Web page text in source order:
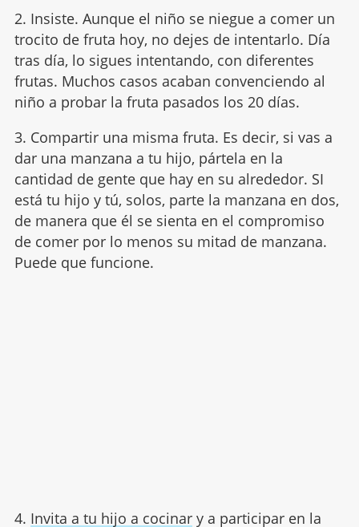
2. Insiste. Aunque el niño se niegue a comer un
trocito de fruta hoy, no dejes de intentarlo. Día
tras día, lo sigues intentando, con diferentes
frutas. Muchos casos acaban convenciendo al
niño a probar la fruta pasados los 20 días.
3. Compartir una misma fruta. Es decir, si vas a
dar una manzana a tu hijo, pártela en la
cantidad de gente que hay en su alrededor. SI
está tu hijo y tú, solos, parte la manzana en dos,
de manera que él se sienta en el compromiso
de comer por lo menos su mitad de manzana.
Puede que funcione.
4. Invita a tu hijo a cocinary a participar en la